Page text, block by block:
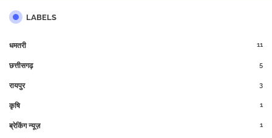
LABELS
धमतरी 11
छत्तीसगढ़ 5
रायपुर 3
कृषि 1
ब्रेकिंग न्यूज़ 1